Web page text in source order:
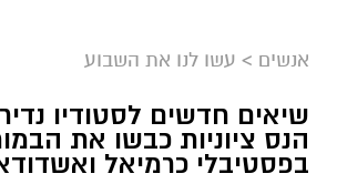
אנשים > עשו לנו את השבוע
שיאים חדשים לסטודיו
הנס ציוניות כבשו את
בפסטיבלי כרמיאל